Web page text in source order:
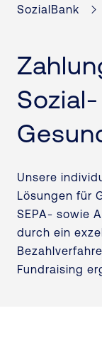
SozialBank
Unsere
Lösungen für
SEPA- sowie
durch ein
Fundraising